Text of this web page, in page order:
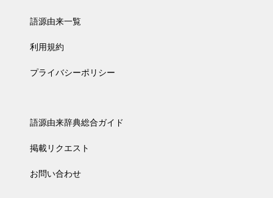
語源由来一覧
利用規約
プライバシーポリシー
語源由来辞典総合ガイド
掲載リクエスト
お問い合わせ